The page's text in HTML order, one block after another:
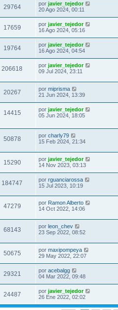
29764 por javier_tejedor
20 Ago 2024, 00:11
17659 por javier_tejedor
16 Ago 2024, 05:16
19764 por javier_tejedor
16 Ago 2024, 04:54
206618 por javier_tejedor
09 Jul 2024, 23:11
20267 por miprisma
21 Jun 2024, 13:39
14415 por javier_tejedor
05 Jun 2024, 18:05
50878 por charly79
15 Feb 2024, 21:34
15290 por javier_tejedor
14 Nov 2023, 03:13
184747 por rguanciarossa
15 Jul 2023, 10:19
47279 por Ramon Alberto
14 Oct 2022, 14:06
68143 por leon_chev
23 Sep 2022, 08:52
50675 por maxipompeya
29 May 2022, 22:07
29321 por acebalgg
04 Mar 2022, 09:48
24487 por javier_tejedor
26 Ene 2022, 02:02